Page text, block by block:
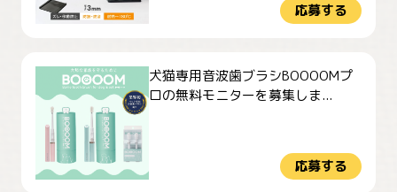
応募する
犬猫専用音波歯ブラシBOOOOMプ
ロの無料モニターを募集しま...
応募する